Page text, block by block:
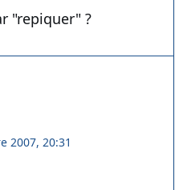
"repiquer" ?
2007, 20:31